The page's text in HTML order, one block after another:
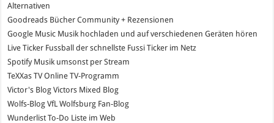
Alternativen
Goodreads Bücher Community + Rezensionen
Google Music Musik hochladen und auf verschiedenen Geräten hören
Live Ticker Fussball
der schnellste Fussi Ticker im Netz
SpotifyMusik umsonst per Stream
TeXXas TVOnline TV-Programm
Victor's Blog Victors Mixed Blog
Wolfs-Blog VfL Wolfsburg Fan-Blog
Wunderlist To-Do Liste im Web